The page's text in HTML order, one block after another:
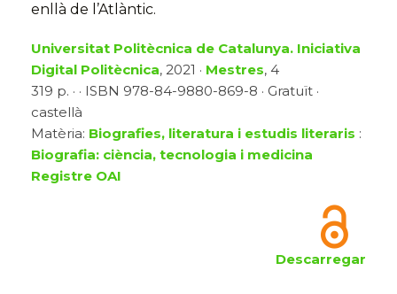
enllà de l’Atlàntic.
Universitat Politècnica de Catalunya. Iniciativa
Digital Politècnica, 2021 · Mestres, 4
319 p. · · ISBN 978-84-9880-869-8 · Gratuït ·
castellà
Matèria: Biografies, literatura i estudis literaris :
Biografia: ciència, tecnologia i medicina
Registre OAI
Descarregar